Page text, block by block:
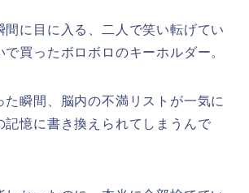
間に目に入る、二人で笑い転げてい
で買ったボロボロのキーホルダー。
た瞬間、脳内の不満リストが一気に
記憶に書き換えられてしまうんで